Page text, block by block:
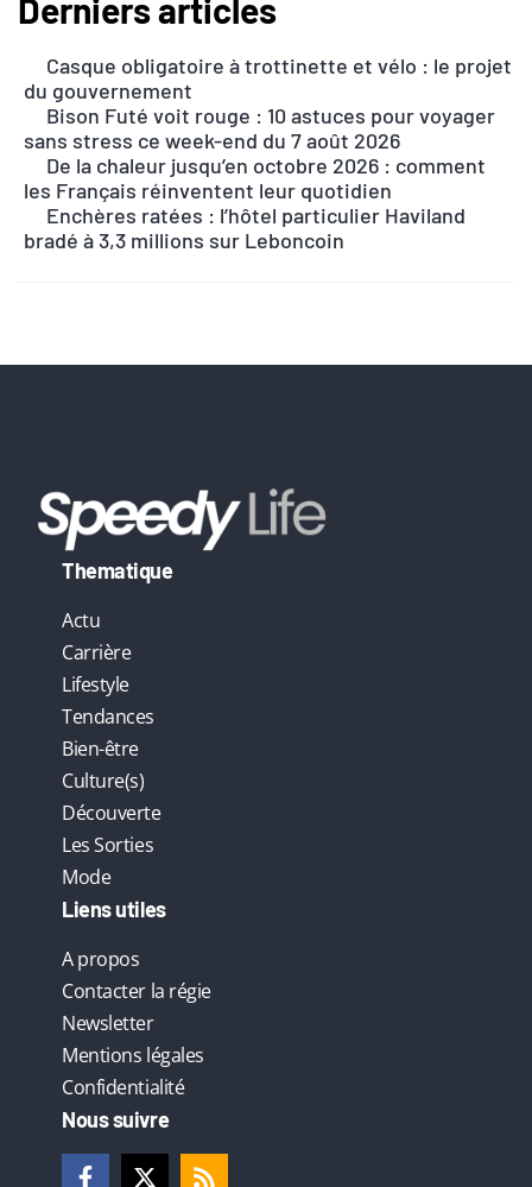
e
r
a
Derniers articles
Casque obligatoire à trottinette et vélo : le projet
du gouvernement
Bison Futé voit rouge : 10 astuces pour voyager
sans stress ce week-end du 7 août 2026
De la chaleur jusqu’en octobre 2026 : comment
les Français réinventent leur quotidien
Enchères ratées : l’hôtel particulier Haviland
bradé à 3,3 millions sur Leboncoin
Thematique
Actu
Carrière
Lifestyle
Tendances
Bien-être
Culture(s)
Découverte
Les Sorties
Mode
Liens utiles
A propos
Contacter la régie
Newsletter
Mentions légales
Confidentialité
Nous suivre